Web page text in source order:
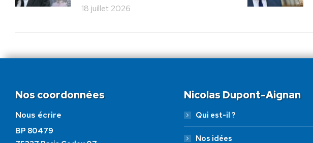
18 juillet 2026
Nos coordonnées
Nous écrire
BP 80479
Nicolas Dupont-Aignan
Qui est-il ?
Nos idées